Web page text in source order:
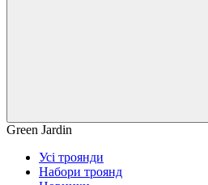
Green Jardin
Усі троянди
Набори троянд